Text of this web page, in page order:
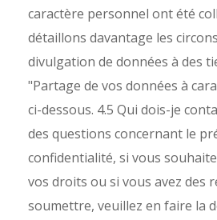
caractère personnel ont été
détaillons davantage les
divulgation de données à des
"Partage de vos données à
ci-dessous. 4.5 Qui dois-je
des questions concernant le
confidentialité, si vous
vos droits ou si vous avez des
soumettre, veuillez en faire la